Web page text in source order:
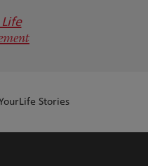
Stories